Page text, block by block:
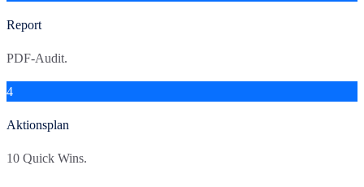
Report
PDF-Audit.
4
Aktionsplan
10 Quick Wins.